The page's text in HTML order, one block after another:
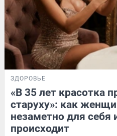
ЗДОРОВЬЕ
«В 35 лет красотка
старуху»: как
незаметно для себя
происходит